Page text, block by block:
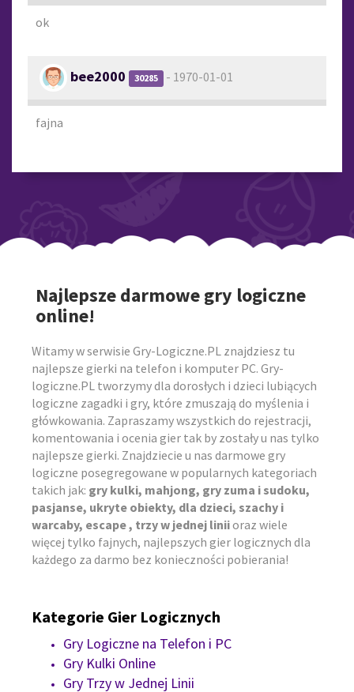
ok
bee2000 30285 - 1970-01-01
fajna
Najlepsze darmowe gry logiczne
online!
Witamy w serwisie Gry-Logiczne.PL znajdziesz tu
najlepsze gierki na telefon i komputer PC. Gry-
logiczne.PL tworzymy dla dorosłych i dzieci lubiących
logiczne zagadki i gry, które zmuszają do myślenia i
główkowania. Zapraszamy wszystkich do rejestracji,
komentowania i ocenia gier tak by zostały u nas tylko
najlepsze gierki. Znajdziecie u nas darmowe gry
logiczne posegregowane w popularnych kategoriach
takich jak: gry kulki, mahjong, gry zuma i sudoku,
pasjanse, ukryte obiekty, dla dzieci, szachy i
warcaby, escape , trzy w jednej liniioraz wiele
więcej tylko fajnych, najlepszych gier logicznych dla
każdego za darmo bez konieczności pobierania!
Kategorie Gier Logicznych
Gry Logiczne na Telefon i PC
Gry Kulki Online
Gry Trzy w Jednej Linii